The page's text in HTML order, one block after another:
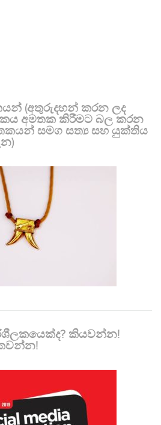
(අතුරුදහන් කරන ලද
අමතක කිරීමට බල කරන
සමග සත්‍ය සහ යුක්තිය
කියවන්න!